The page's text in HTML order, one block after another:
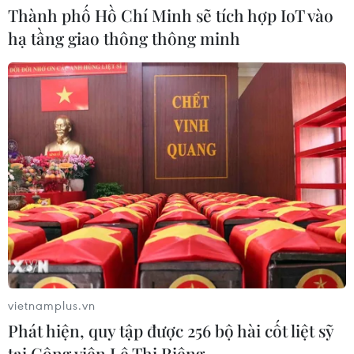
Xem thêm
CƠ QUAN CHỦ QUẢN: THÔNG TẤN XÃ VIỆT NAM
Tổng Biên tập: TRẦN TIẾN DUẨN
Phó Tổng Biên tập: NGUYỄN THỊ TÁM, KHÚC THANH
THỦY
Sở hữu trí tuệ
Quy định sử dụng
RSS
Ngôn ngữ
TTXVN
Thành phố Hồ Chí Minh sẽ tích hợp IoT vào
hạ tầng giao thông thông minh
vietnamplus.vn
Phát hiện, quy tập được 256 bộ hài cốt liệt sỹ